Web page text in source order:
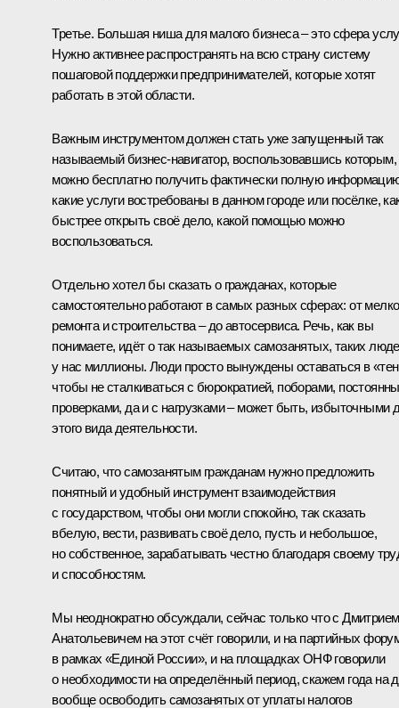
Третье. Большая ниша для малого бизнеса – это сфера
Нужно активнее распространять на всю страну систему
пошаговой поддержки предпринимателей, которые хотят
работать в этой области.
Важным инструментом должен стать уже запущенный так
называемый бизнес-навигатор, воспользовавшись которым,
можно бесплатно получить фактически полную
какие услуги востребованы в данном городе или посёлке,
быстрее открыть своё дело, какой помощью можно
воспользоваться.
Отдельно хотел бы сказать о гражданах, которые
самостоятельно работают в самых разных сферах: от
ремонта и строительства – до автосервиса. Речь, как вы
понимаете, идёт о так называемых самозанятых, таких
у нас миллионы. Люди просто вынуждены оставаться в
чтобы не сталкиваться с бюрократией, поборами,
проверками, да и с нагрузками – может быть, избыточными
этого вида деятельности.
Считаю, что самозанятым гражданам нужно предложить
понятный и удобный инструмент взаимодействия
с государством, чтобы они могли спокойно, так сказать
вбелую, вести, развивать своё дело, пусть и небольшое,
но собственное, зарабатывать честно благодаря своему
и способностям.
Мы неоднократно обсуждали, сейчас только что с Дмитрием
Анатольевичем на этот счёт говорили, и на партийных
в рамках «Единой России», и на площадках ОНФ говорили
о необходимости на определённый период, скажем года на
вообще освободить самозанятых от уплаты налогов